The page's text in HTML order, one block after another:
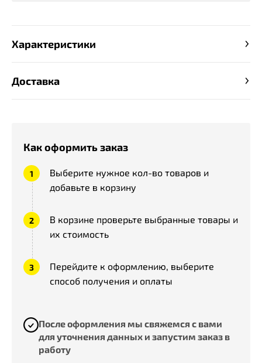
Как оформить заказ
Выберите нужное кол-во товаров и
добавьте в корзину
В корзине проверьте выбранные товары и
их стоимость
Перейдите к оформлению, выберите
способ получения и оплаты
После оформления мы свяжемся с вами
для уточнения данных и запустим заказ в
работу
Характеристики
Доставка